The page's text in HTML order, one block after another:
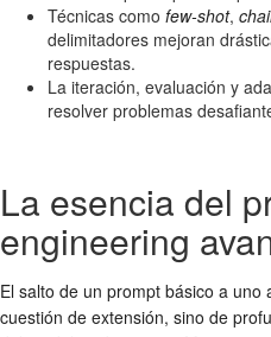
Técnicas como few-shot,
delimitadores mejoran
respuestas.
La iteración, evaluación y
resolver problemas
La esencia del
engineering
El salto de un prompt básico a
cuestión de extensión, sino de